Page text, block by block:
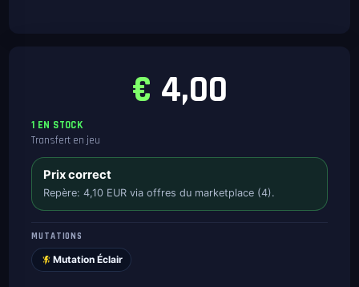
€ 4,00
1 EN STOCK
Transfert en jeu
Prix correct
Repère: 4,10 EUR via offres du marketplace (4).
MUTATIONS
Mutation Éclair